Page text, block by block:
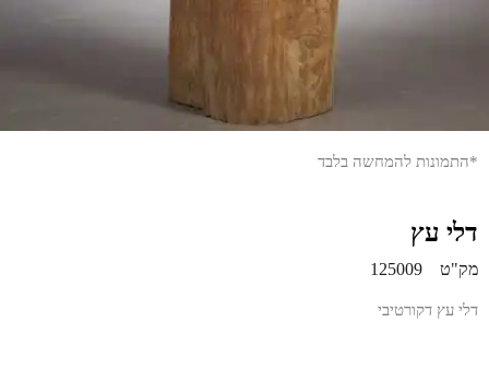
*התמונות להמחשה בלבד
דלי עץ
מק"ט 125009
דלי עץ דקורטיבי